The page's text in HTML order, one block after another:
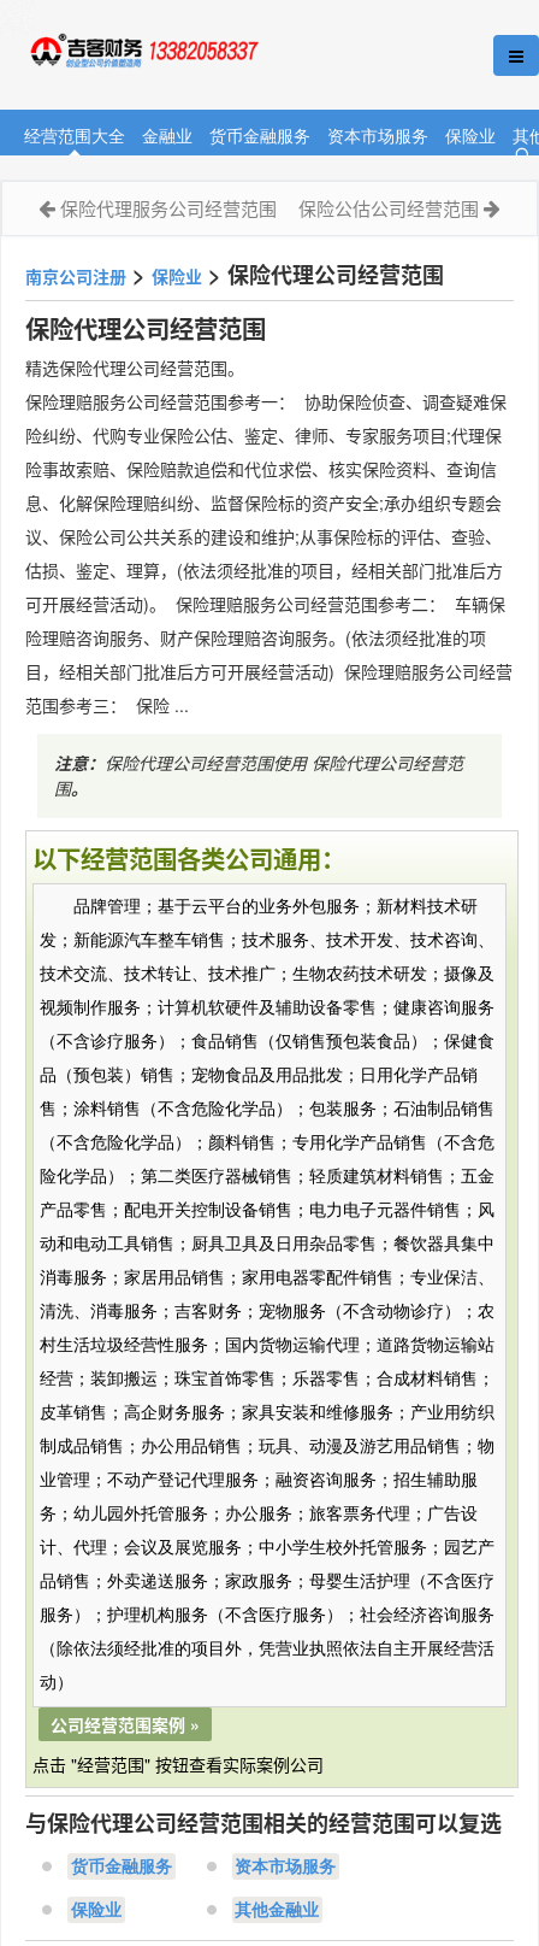
经营范围大全 金融业 货币金融服务 资本市场服务 保险业 其
保险代理服务公司经营范围 保险公估公司经营范围
南京公司注册 > 保险业 > 保险代理公司经营范围
保险代理公司经营范围
精选保险代理公司经营范围。
保险理赔服务公司经营范围参考一： 协助保险侦查、调查疑难保
险纠纷、代购专业保险公估、鉴定、律师、专家服务项目;代理保
险事故索赔、保险赔款追偿和代位求偿、核实保险资料、查询信
息、化解保险理赔纠纷、监督保险标的资产安全;承办组织专题会
议、保险公司公共关系的建设和维护;从事保险标的评估、查验、
估损、鉴定、理算，(依法须经批准的项目，经相关部门批准后方
可开展经营活动)。 保险理赔服务公司经营范围参考二： 车辆保
险理赔咨询服务、财产保险理赔咨询服务。(依法须经批准的项
目，经相关部门批准后方可开展经营活动) 保险理赔服务公司经营
范围参考三： 保险 ...
注意： 保险代理公司经营范围使用 保险代理公司经营范
围。
以下经营范围各类公司通用：
品牌管理；基于云平台的业务外包服务；新材料技术研
发；新能源汽车整车销售；技术服务、技术开发、技术咨询、
技术交流、技术转让、技术推广；生物农药技术研发；摄像及
视频制作服务；计算机软硬件及辅助设备零售；健康咨询服务
（不含诊疗服务）；食品销售（仅销售预包装食品）；保健食
品（预包装）销售；宠物食品及用品批发；日用化学产品销
售；涂料销售（不含危险化学品）；包装服务；石油制品销售
（不含危险化学品）；颜料销售；专用化学产品销售（不含危
险化学品）；第二类医疗器械销售；轻质建筑材料销售；五金
产品零售；配电开关控制设备销售；电力电子元器件销售；风
动和电动工具销售；厨具卫具及日用杂品零售；餐饮器具集中
消毒服务；家居用品销售；家用电器零配件销售；专业保洁、
清洗、消毒服务；吉客财务；宠物服务（不含动物诊疗）；农
村生活垃圾经营性服务；国内货物运输代理；道路货物运输站
经营；装卸搬运；珠宝首饰零售；乐器零售；合成材料销售；
皮革销售；高企财务服务；家具安装和维修服务；产业用纺织
制成品销售；办公用品销售；玩具、动漫及游艺用品销售；物
业管理；不动产登记代理服务；融资咨询服务；招生辅助服
务；幼儿园外托管服务；办公服务；旅客票务代理；广告设
计、代理；会议及展览服务；中小学生校外托管服务；园艺产
品销售；外卖递送服务；家政服务；母婴生活护理（不含医疗
服务）；护理机构服务（不含医疗服务）；社会经济咨询服务
（除依法须经批准的项目外，凭营业执照依法自主开展经营活
动）
公司经营范围案例 »
点击 "经营范围" 按钮查看实际案例公司
与保险代理公司经营范围相关的经营范围可以复选
货币金融服务 资本市场服务
保险业 其他金融业